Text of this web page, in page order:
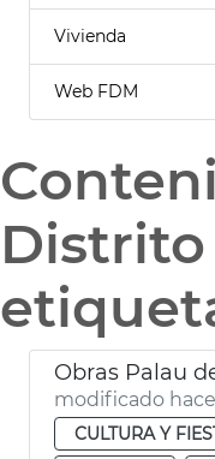
Vivienda
Web FDM
Distrito
Obras Palau
modificado
CULTURA Y